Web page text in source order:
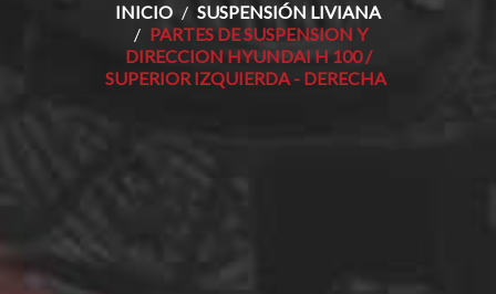
INICIO
SUSPENSIÓN LIVIANA
PARTES DE SUSPENSION Y
DIRECCION HYUNDAI H 100 /
SUPERIOR IZQUIERDA - DERECHA